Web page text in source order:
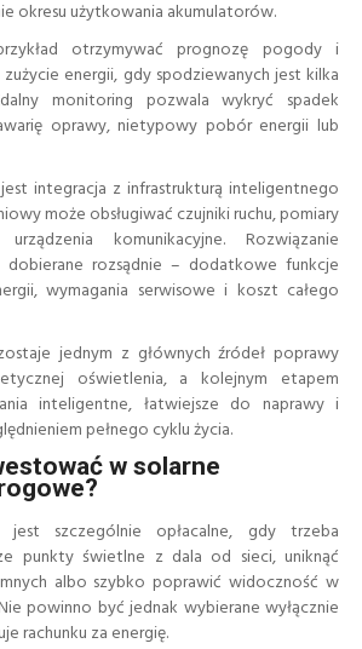
okresu użytkowania akumulatorów.
otrzymywać prognozę pogody i
energii, gdy spodziewanych jest kilka
monitoring pozwala wykryć spadek
oprawy, nietypowy pobór energii lub
integracja z infrastrukturą inteligentnego
może obsługiwać czujniki ruchu, pomiary
komunikacyjne. Rozwiązanie
rozsądnie – dodatkowe funkcje
wymagania serwisowe i koszt całego
jednym z głównych źródeł poprawy
oświetlenia, a kolejnym etapem
inteligentne, łatwiejsze do naprawy i
pełnego cyklu życia.
w solarne
jest szczególnie opłacalne, gdy trzeba
punkty świetlne z dala od sieci, uniknąć
albo szybko poprawić widoczność w
powinno być jednak wybierane wyłącznie
rachunku za energię.